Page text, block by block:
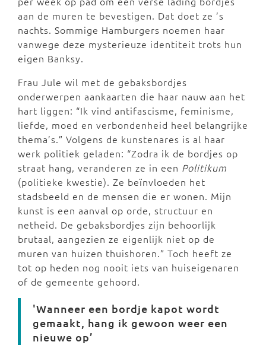
aan de muren te bevestigen. Dat doet ze ’s
nachts. Sommige Hamburgers noemen haar
vanwege deze mysterieuze identiteit trots hun
eigen Banksy.
Frau Jule wil met de gebaksbordjes
onderwerpen aankaarten die haar nauw aan het
hart liggen: “Ik vind antifascisme, feminisme,
liefde, moed en verbondenheid heel belangrijke
thema’s.” Volgens de kunstenares is al haar
werk politiek geladen: “Zodra ik de bordjes op
straat hang, veranderen ze in een Politikum
(politieke kwestie). Ze beïnvloeden het
stadsbeeld en de mensen die er wonen. Mijn
kunst is een aanval op orde, structuur en
netheid. De gebaksbordjes zijn behoorlijk
brutaal, aangezien ze eigenlijk niet op de
muren van huizen thuishoren.” Toch heeft ze
tot op heden nog nooit iets van huiseigenaren
of de gemeente gehoord.
'Wanneer een bordje kapot wordt
gemaakt, hang ik gewoon weer een
nieuwe op’